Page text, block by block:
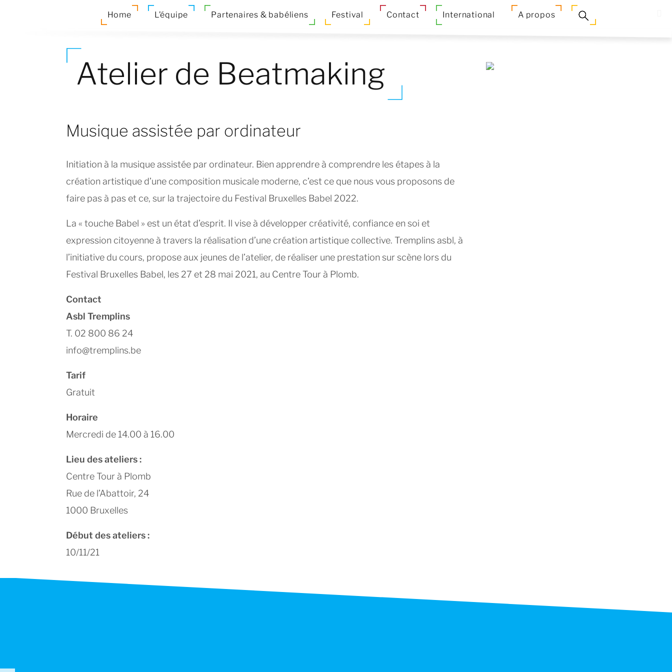
Home L’équipe Partenaires & babéliens Festival Contact International A propos
Atelier de Beatmaking
Musique assistée par ordinateur
Initiation à la musique assistée par ordinateur. Bien apprendre à comprendre les étapes à la
création artistique d’une composition musicale moderne, c’est ce que nous vous proposons de
faire pas à pas et ce, sur la trajectoire du Festival Bruxelles Babel 2022.
La « touche Babel » est un état d’esprit. Il vise à développer créativité, confiance en soi et
expression citoyenne à travers la réalisation d’une création artistique collective. Tremplins asbl, à
l’initiative du cours, propose aux jeunes de l’atelier, de réaliser une prestation sur scène lors du
Festival Bruxelles Babel, les 27 et 28 mai 2021, au Centre Tour à Plomb.
Contact
Asbl Tremplins
T. 02 800 86 24
info@tremplins.be
Tarif
Gratuit
Horaire
Mercredi de 14.00 à 16.00
Lieu des ateliers :
Centre Tour à Plomb
Rue de l’Abattoir, 24
1000 Bruxelles
Début des ateliers :
10/11/21